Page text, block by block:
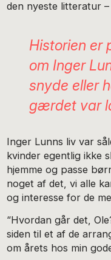
den nyeste litteratur
Historien
om Inger
snyde eller
gærdet var
Inger Lunns liv var
kvinder egentlig ikke
hjemme og passe
noget af det, vi alle
og interesse for de
“Hvordan går det,
siden til et af de
om årets hos min